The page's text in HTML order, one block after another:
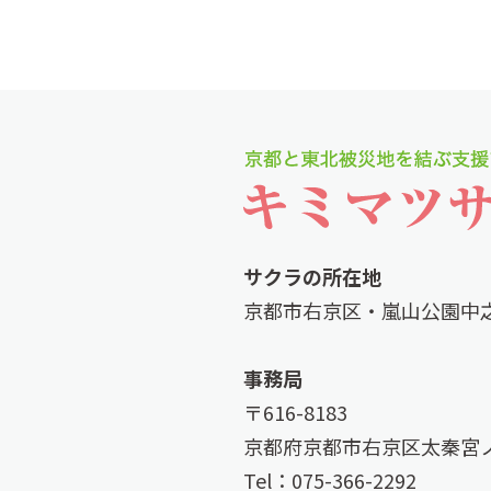
サクラの所在地
京都市右京区・嵐山公園中
事務局
〒616-8183
京都府京都市右京区太秦宮
Tel：075-366-2292